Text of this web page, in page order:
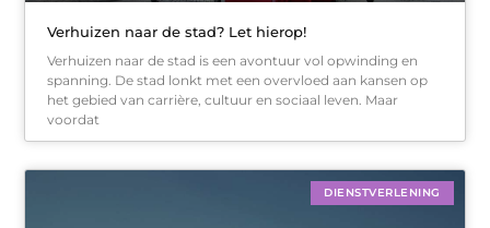
Verhuizen naar de stad? Let hierop!
Verhuizen naar de stad is een avontuur vol opwinding en
spanning. De stad lonkt met een overvloed aan kansen op
het gebied van carrière, cultuur en sociaal leven. Maar
voordat
DIENSTVERLENING